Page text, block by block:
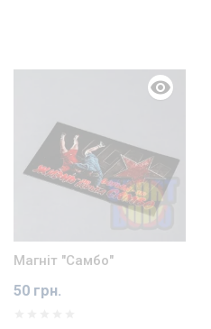
Магніт "Самбо"
50 грн.